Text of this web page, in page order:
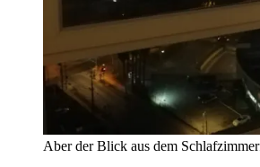
Aber der Blick aus dem